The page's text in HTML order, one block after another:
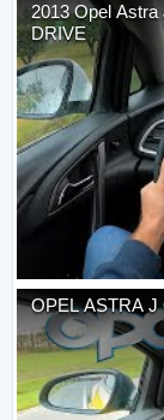
2013 Opel
DRIVE
OPEL ASTRA J